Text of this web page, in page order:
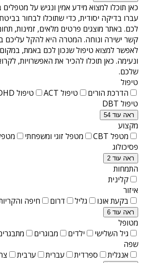
כאן תוכלו למצוא מידע אמין ונגיש על מטפלים
עברו בדיקה יסודית, כדי שתוכלו לבחור
לכם. באתר מוצגים פרטים מלאים, זמינות,
קשר ישירה ונוחה. המטרה היא להקל עליכם
לאפשר למצוא טיפול שנכון לכם באמת,
ונעימה. כאן תוכלו להכיר את האפשרויות,
שלכם.
טיפול
הדרכת הורים
טיפול ACT טיפול ADHD
טיפול DBT
ראה עוד 54
מקצוע
מטפל CBT
מטפל זוגי ומשפחתי
פסיכולוג
ראה עוד 2
התמחות
קלינית
איזור
בקעת אונו
גליל דרום חיפה
ראה עוד 6
מטופל
גיל השלישי
ילדים מבוגרים
שפה
אנגלית
ספרדית עברית ערבית